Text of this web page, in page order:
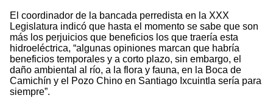
El coordinador de la bancada perredista en la XXX
Legislatura indicó que hasta el momento se sabe que son
más los perjuicios que beneficios los que traería esta
hidroeléctrica, “algunas opiniones marcan que habría
beneficios temporales y a corto plazo, sin embargo, el
daño ambiental al río, a la flora y fauna, en la Boca de
Camichín y el Pozo Chino en Santiago Ixcuintla sería para
siempre”.